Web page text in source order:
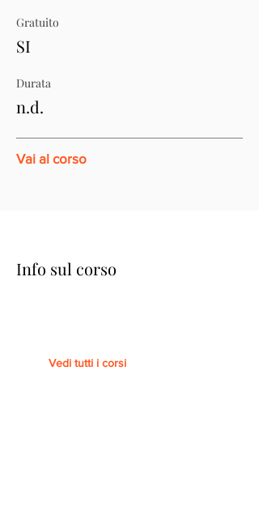
Gratuito
SI
Durata
n.d.
Vai al corso
Info sul corso
Vedi tutti i corsi